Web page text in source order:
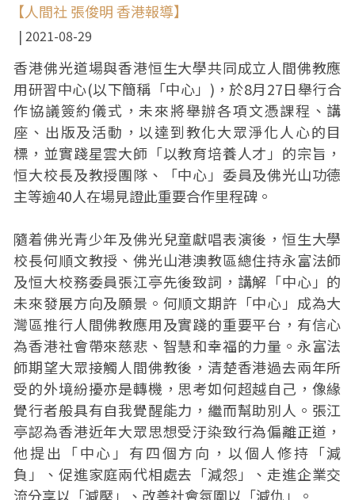
【人間社 張俊明 香港報導】
2021-08-29
香港佛光道場與香港恒生大學共同成立人間佛教應
用研習中心(以下簡稱「中心」)，於8月27日舉行合
作協議簽約儀式，未來將舉辦各項文憑課程、講
座、出版及活動，以達到教化大眾淨化人心的目
標，並實踐星雲大師「以教育培養人才」的宗旨，
恒大校長及教授團隊、「中心」委員及佛光山功德
主等逾40人在場見證此重要合作里程碑。
隨着佛光青少年及佛光兒童獻唱表演後，恒生大學
校長何順文教授、佛光山港澳教區總住持永富法師
及恒大校務委員張江亭先後致詞，講解「中心」的
未來發展方向及願景。何順文期許「中心」成為大
灣區推行人間佛教應用及實踐的重要平台，有信心
為香港社會帶來慈悲、智慧和幸福的力量。永富法
師期望大眾接觸人間佛教後，清楚香港過去兩年所
受的外境紛擾亦是轉機，思考如何超越自己，像緣
覺行者般具有自我覺醒能力，繼而幫助別人。張江
亭認為香港近年大眾思想受汙染致行為偏離正道，
他提出「中心」有四個方向，以個人修持「減
負」、促進家庭兩代相處去「減怨」、走進企業交
流分享以「減壓」、改善社會氛圍以「減仇」。